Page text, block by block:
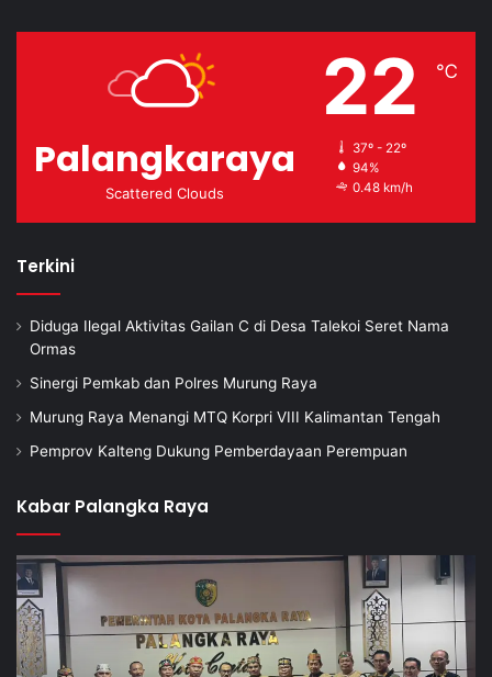
Palangkaraya
Scattered Clouds
22 ℃
37º - 22º
94%
0.48 km/h
Terkini
Diduga Ilegal Aktivitas Gailan C di Desa Talekoi Seret Nama
Ormas
Sinergi Pemkab dan Polres Murung Raya
Murung Raya Menangi MTQ Korpri VIII Kalimantan Tengah
Pemprov Kalteng Dukung Pemberdayaan Perempuan
Kabar Palangka Raya